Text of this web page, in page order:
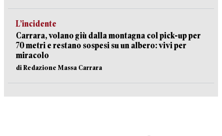
L’incidente
Carrara, volano giù dalla montagna col pick-up per
70 metri e restano sospesi su un albero: vivi per
miracolo
di Redazione Massa Carrara